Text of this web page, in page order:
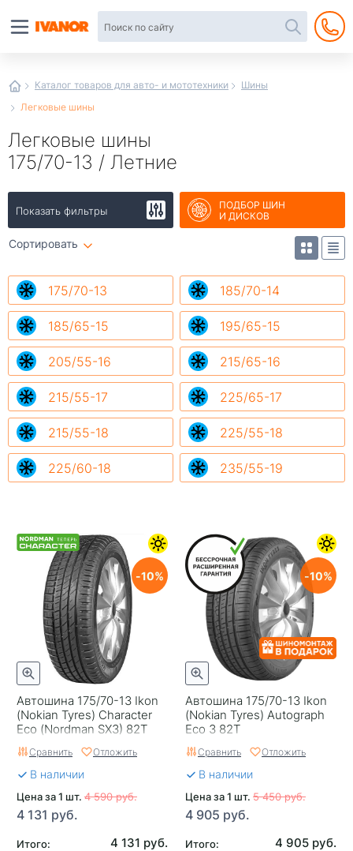
Каталог товаров для авто- и мототехники
Шины
Легковые шины
Легковые шины
175/70-13 / Летние
Показать фильтры
ПОДБОР ШИН
И ДИСКОВ
Сортировать
175/70-13 185/70-14
185/65-15 195/65-15
205/55-16 215/65-16
215/55-17 225/65-17
215/55-18 225/55-18
225/60-18 235/55-19
Автошина 175/70-13 Ikon
(Nokian Tyres) Character
Eco (Nordman SX3) 82T
10
Сравнить Отложить
В наличии
Цена за 1 шт. 4 590 руб.
4 131 руб.
Итого: 4 131 руб.
Автошина 175/70-13 Ikon
(Nokian Tyrеs) Autograph
Eco 3 82T
10
Сравнить Отложить
В наличии
Цена за 1 шт. 5 450 руб.
4 905 руб.
Итого: 4 905 руб.
интернет-